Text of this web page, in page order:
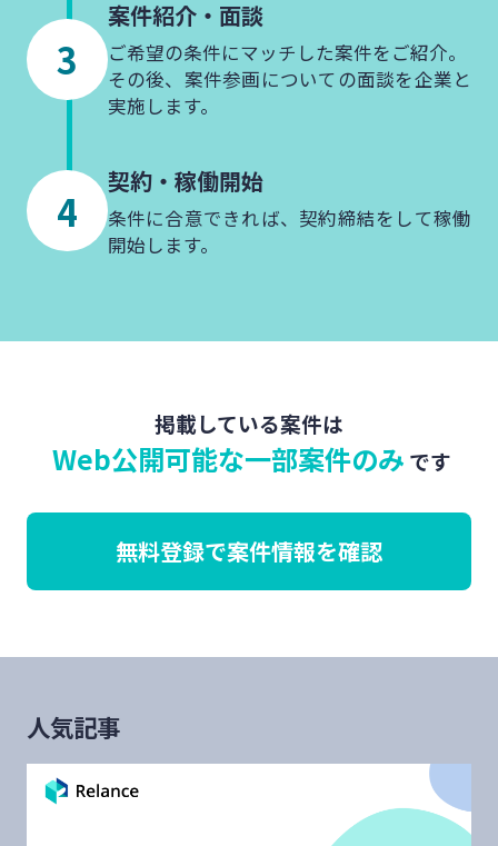
案件紹介・ 面談
ご希望の条件にマッチした案件をご紹介。
その後、案件参画についての面談を企業と
実施します。
契約・ 稼働開始
条件に合意できれば、契約締結をして稼働
開始します。
掲載している案件は
Web公開可能な一部案件のみ です
無料登録で案件情報を確認
人気記事